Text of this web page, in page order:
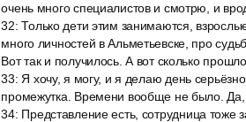
очень много специалистов и смотрю, и
32:Только дети этим занимаются,
много личностей в Альметьевске, про
Вот так и получилось. А вот сколько
33: Я хочу, я могу, и я делаю день
промежутка. Времени вообще не было. Да,
34: Представление есть, сотрудница тоже